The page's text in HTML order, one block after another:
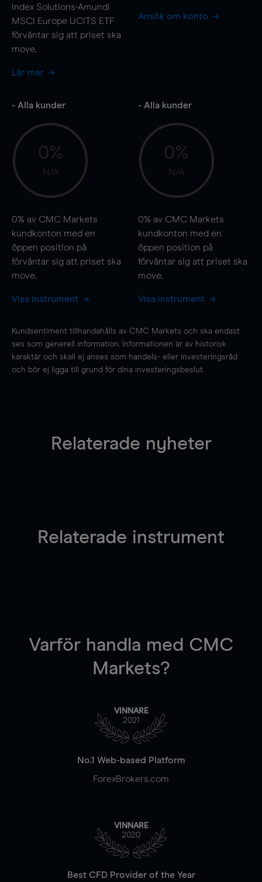
Index Solutions-Amundi
MSCI Europe UCITS ETF
förväntar sig att priset ska
move.
Lär mer
Ansök om konto
- Alla kunder
0%
N/A
0% av CMC Markets
kundkonton med en
öppen position på
förväntar sig att priset ska
move.
Visa instrument
- Alla kunder
0%
N/A
0% av CMC Markets
kundkonton med en
öppen position på
förväntar sig att priset ska
move.
Visa instrument
Kundsentiment tillhandahålls av CMC Markets och ska endast
ses som generell information. Informationen är av historisk
karaktär och skall ej anses som handels- eller investeringsråd
och bör ej ligga till grund för dina investeringsbeslut.
Relaterade nyheter
Relaterade instrument
Varför handla med CMC
Markets?
VINNARE
2021
No.1 Web-based Platform
ForexBrokers.com
VINNARE
2020
Best CFD Provider of the Year